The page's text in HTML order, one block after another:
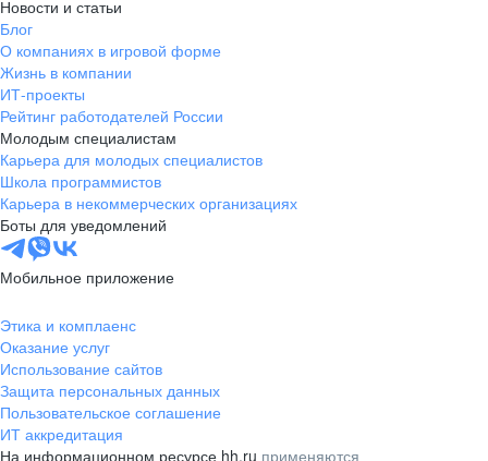
Новости и статьи
Блог
О компаниях в игровой форме
Жизнь в компании
ИТ-проекты
Рейтинг работодателей России
Молодым специалистам
Карьера для молодых специалистов
Школа программистов
Карьера в некоммерческих организациях
Боты для уведомлений
Мобильное приложение
Этика и комплаенс
Оказание услуг
Использование сайтов
Защита персональных данных
Пользовательское соглашение
ИТ аккредитация
На информационном ресурсе hh.ru применяются